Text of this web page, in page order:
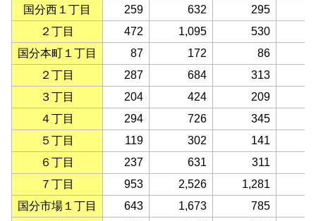
国分西１丁目
259 632 295
２丁目
472 1,095 530
国分本町１丁目
87 172
86
２丁目
287 684 313
３丁目
204 424 209
４丁目
294 726 345
５丁目
119 302 141
６丁目
237 631 311
７丁目
953 2,526 1,281
国分市場１丁目
643 1,673 785